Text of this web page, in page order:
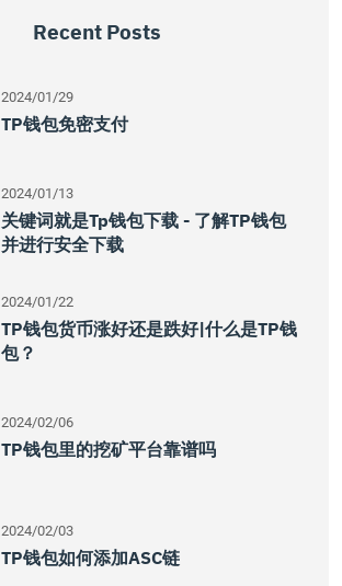
Recent Posts
2024/01/29
TP钱包免密支付
2024/01/13
关键词就是tp钱包下载 - 了解TP钱包
并进行安全下载
2024/01/22
TP钱包货币涨好还是跌好|什么是TP钱
包？
2024/02/06
TP钱包里的挖矿平台靠谱吗
2024/02/03
TP钱包如何添加ASC链